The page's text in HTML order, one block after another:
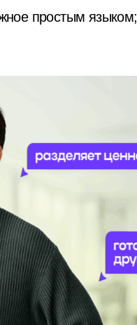
простым языком;